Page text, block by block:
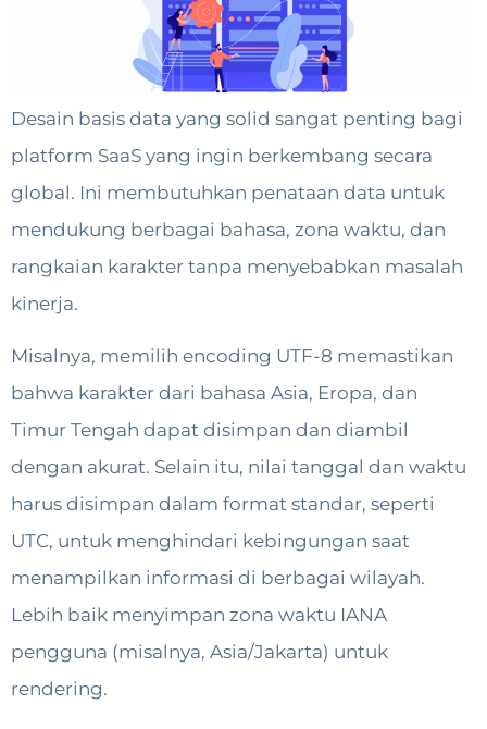
Desain basis data yang solid sangat penting bagi
platform SaaS yang ingin berkembang secara
global. Ini membutuhkan penataan data untuk
mendukung berbagai bahasa, zona waktu, dan
rangkaian karakter tanpa menyebabkan masalah
kinerja.
Misalnya, memilih encoding UTF-8 memastikan
bahwa karakter dari bahasa Asia, Eropa, dan
Timur Tengah dapat disimpan dan diambil
dengan akurat. Selain itu, nilai tanggal dan waktu
harus disimpan dalam format standar, seperti
UTC, untuk menghindari kebingungan saat
menampilkan informasi di berbagai wilayah.
Lebih baik menyimpan zona waktu IANA
pengguna (misalnya, Asia/Jakarta) untuk
rendering.